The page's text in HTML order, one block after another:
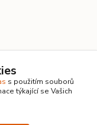
s použitím souborů
týkající se Vašich